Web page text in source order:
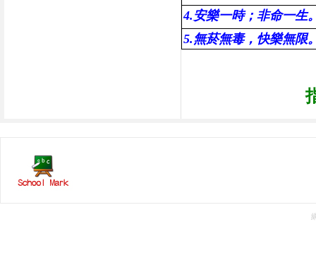
4.安樂一時；非命一生
5.無菸無毒，快樂無限